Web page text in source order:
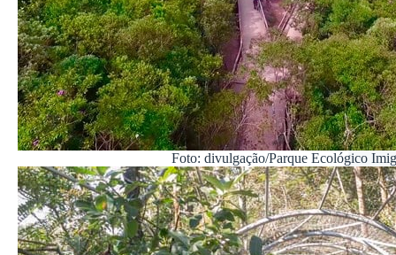
Foto: divulgação/Parque Ecológico